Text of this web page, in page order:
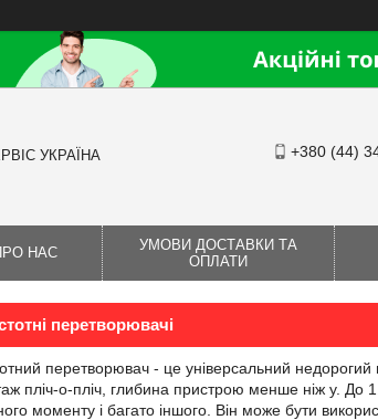
УКРАЇНА +380 (44)
НАС
УМОВИ ДОСТАВКИ ТА
ОПЛАТИ
перетворювачі
перетворювач - це універсальний
пліч-о-пліч, глибина пристрою менше ніж у. До
моменту і багато іншого. Він може бути